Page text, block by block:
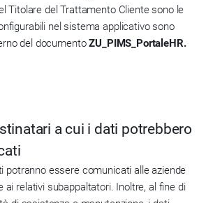
Titolare del Trattamento Cliente sono le
nel sistema applicativo sono
del documentoZU_PIMS_PortaleHR.
a cui i dati potrebbero
potranno essere comunicati alle aziende
ai relativi subappaltatori. Inoltre, al fine di